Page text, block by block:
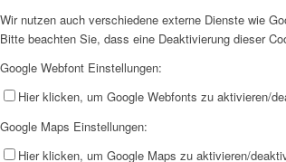
Wir nutzen auch verschiedene externe Dienste wie
Bitte beachten Sie, dass eine Deaktivierung dieser
Google Webfont Einstellungen:
Hier klicken, um Google Webfonts zu aktivieren/
Google Maps Einstellungen:
Hier klicken, um Google Maps zu aktivieren/